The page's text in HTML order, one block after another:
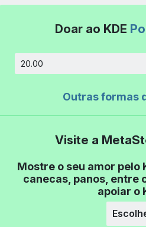
Doar ao KDE
Outras formas
Visite a
Mostre o seu amor pelo
canecas, panos, entre
apoiar o